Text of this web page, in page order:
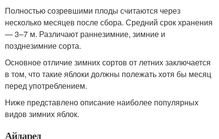
Полностью созревшими плоды считаются через
несколько месяцев после сбора. Средний срок хранения
— 3–7 м. Различают раннезимние, зимние и
позднезимние сорта.
Основное отличие зимних сортов от летних заключается
в том, что такие яблоки должны полежать хотя бы месяц
перед употреблением.
Ниже представлено описание наиболее популярных
видов зимних яблок.
Айдаред